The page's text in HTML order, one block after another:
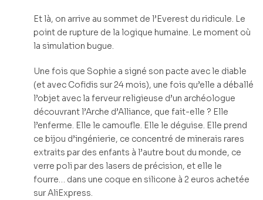
Et là, on arrive au sommet de l’Everest du ridicule. Le
point de rupture de la logique humaine. Le moment où
la simulation bugue.
Une fois que Sophie a signé son pacte avec le diable
(et avec Cofidis sur 24 mois), une fois qu’elle a déballé
l’objet avec la ferveur religieuse d’un archéologue
découvrant l’Arche d’Alliance, que fait-elle ? Elle
l’enferme. Elle le camoufle. Elle le déguise. Elle prend
ce bijou d’ingénierie, ce concentré de minerais rares
extraits par des enfants à l’autre bout du monde, ce
verre poli par des lasers de précision, et elle le
fourre… dans une coque en silicone à 2 euros achetée
sur AliExpress.